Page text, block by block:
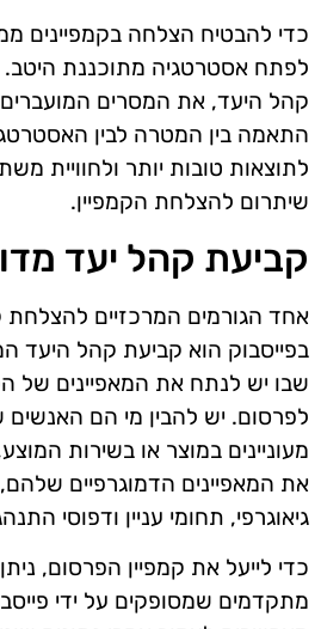
כדי להבטיח הצלחה בקמפיינים
לפתח אסטרטגיה מתוכננת
קהל היעד, את המסרים
התאמה בין המטרה לבין
לתוצאות טובות יותר ולחוויית
שיתרום להצלחת הקמפיין.
קביעת קהל יעד
אחד הגורמים המרכזיים להצלחת
בפייסבוק הוא קביעת קהל היעד
שבו יש לנתח את המאפיינים של
לפרסום. יש להבין מי הם האנשים
מעוניינים במוצר או בשירות
את המאפיינים הדמוגרפיים שלהם,
גיאוגרפי, תחומי עניין ודפוסי
כדי לייעל את קמפיין הפרסום,
מתקדמים שמסופקים על ידי